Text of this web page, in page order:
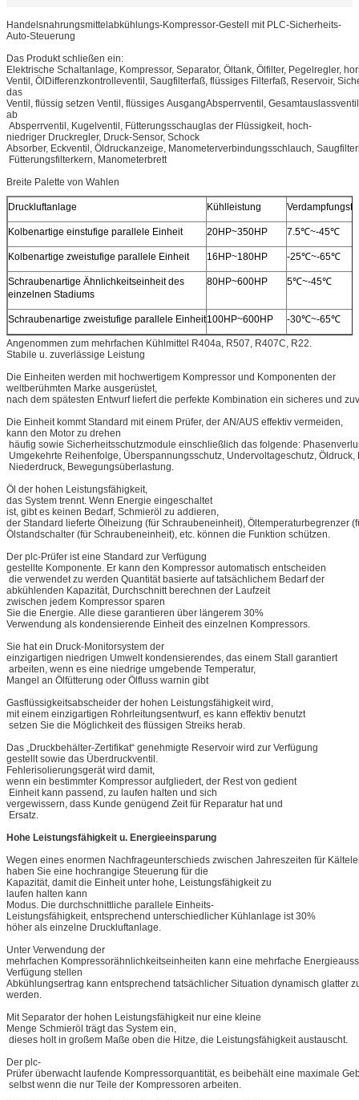
Handelsnahrungsmittelabkühlungs-Kompressor-Gestell mit PLC-Sicherheits-
Auto-Steuerung
Das Produkt schließen ein:
Elektrische Schaltanlage, Kompressor, Separator, Öltank, Ölfilter, Pegelregler,
Ventil, ÖlDifferenzkontrolleventil, Saugfilterfaß, flüssiges Filterfaß, Reservoir,
das
Ventil, flüssig setzen Ventil, flüssiges AusgangAbsperrventil,
ab
Absperrventil, Kugelventil, Fütterungsschauglas der Flüssigkeit, hoch-
niedriger Druckregler, Druck-Sensor, Schock
Absorber, Eckventil, Öldruckanzeige, Manometerverbindungsschlauch,
Fütterungsfilterkern, Manometerbrett
Breite Palette von Wahlen
Druckluftanlage Kühlleistung
Kolbenartige einstufige parallele Einheit 20HP~350HP 7.5℃~-45℃
Kolbenartige zweistufige parallele Einheit 16HP~180HP -25℃~-65℃
Schraubenartige Ähnlichkeitseinheit des
einzelnen Stadiums
80HP~600HP 5℃~-45℃
Schraubenartige zweistufige parallele Einheit100HP~600HP -30℃~-65℃
Angenommen zum mehrfachen Kühlmittel R404a, R507, R407C, R22.
Stabile u. zuverlässige Leistung
Die Einheiten werden mit hochwertigem Kompressor und Komponenten der
weltberühmten Marke ausgerüstet,
nach dem spätesten Entwurf liefert die perfekte Kombination ein sicheres und
Die Einheit kommt Standard mit einem Prüfer, der AN/AUS effektiv vermeiden,
kann den Motor zu drehen
häufig sowie Sicherheitsschutzmodule einschließlich das folgende:
Umgekehrte Reihenfolge, Überspannungsschutz, Undervoltageschutz, Öldruck,
Niederdruck, Bewegungsüberlastung.
Öl der hohen Leistungsfähigkeit,
das System trennt. Wenn Energie eingeschaltet
ist, gibt es keinen Bedarf, Schmieröl zu addieren,
der Standard lieferte Ölheizung (für Schraubeneinheit), Öltemperaturbegrenzer
Ölstandschalter (für Schraubeneinheit), etc. können die Funktion schützen.
Der plc-Prüfer ist eine Standard zur Verfügung
gestellte Komponente. Er kann den Kompressor automatisch entscheiden
die verwendet zu werden Quantität basierte auf tatsächlichem Bedarf der
abkühlenden Kapazität, Durchschnitt berechnen der Laufzeit
zwischen jedem Kompressor sparen
Sie die Energie. Alle diese garantieren über längerem 30%
Verwendung als kondensierende Einheit des einzelnen Kompressors.
Sie hat ein Druck-Monitorsystem der
einzigartigen niedrigen Umwelt kondensierendes, das einem Stall garantiert
arbeiten, wenn es eine niedrige umgebende Temperatur,
Mangel an Ölfütterung oder Ölfluss warnin gibt
Gasflüssigkeitsabscheider der hohen Leistungsfähigkeit wird,
mit einem einzigartigen Rohrleitungsentwurf, es kann effektiv benutzt
setzen Sie die Möglichkeit des flüssigen Streiks herab.
Das „Druckbehälter-Zertifikat“ genehmigte Reservoir wird zur Verfügung
gestellt sowie das Überdruckventil.
Fehlerisolierungsgerät wird damit,
wenn ein bestimmter Kompressor aufgliedert, der Rest von gedient
Einheit kann passend, zu laufen halten und sich
vergewissern, dass Kunde genügend Zeit für Reparatur hat und
Ersatz.
Hohe Leistungsfähigkeit u. Energieeinsparung
Wegen eines enormen Nachfrageunterschieds zwischen Jahreszeiten für
haben Sie eine hochrangige Steuerung für die
Kapazität, damit die Einheit unter hohe, Leistungsfähigkeit zu
laufen halten kann
Modus. Die durchschnittliche parallele Einheits-
Leistungsfähigkeit, entsprechend unterschiedlicher Kühlanlage ist 30%
höher als einzelne Druckluftanlage.
Unter Verwendung der
mehrfachen Kompressorähnlichkeitseinheiten kann eine mehrfache
Verfügung stellen
Abkühlungsertrag kann entsprechend tatsächlicher Situation dynamisch glatter
werden.
Mit Separator der hohen Leistungsfähigkeit nur eine kleine
Menge Schmieröl trägt das System ein,
dieses holt in großem Maße oben die Hitze, die Leistungsfähigkeit austauscht.
Der plc-
Prüfer überwacht laufende Kompressorquantität, es beibehält eine maximale
selbst wenn die nur Teile der Kompressoren arbeiten.